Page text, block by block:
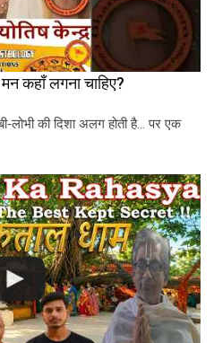
कहाँ लगना चाहिए?
की दिशा अलग होती है… पर एक